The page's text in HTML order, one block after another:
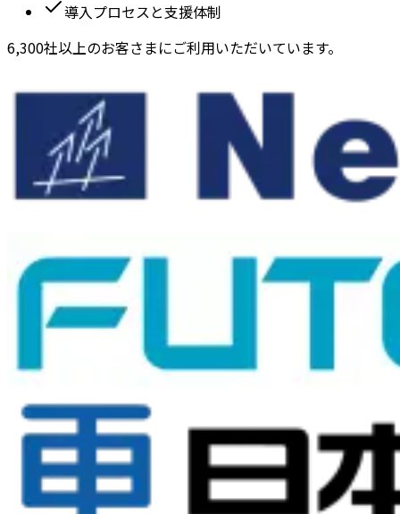
導入プロセスと支援体制
6,300社以上のお客さまにご利用いただいています。